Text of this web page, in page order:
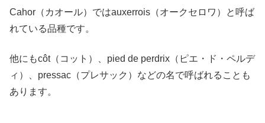
Cahor（カオール）ではauxerrois（オークセロワ）と呼ば
れている品種です。
他にもcôt（コット）、pied de perdrix（ピエ・ド・ペルデ
ィ）、pressac（プレサック）などの名で呼ばれることも
あります。